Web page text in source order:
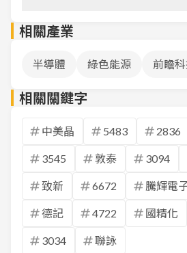
相關產業
半導體 綠色能源 前瞻
相關關鍵字
中美晶 5483 2836
3545 敦泰 3094
致新 6672 騰輝電
德記 4722 國精化
3034 聯詠